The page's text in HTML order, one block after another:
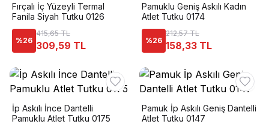
Fırçalı İç Yüzeyli Termal
Fanila Siyah Tutku 0126
%26
415,65 TL
309,59 TL
Pamuklu Geniş Askılı Kadın
Atlet Tutku 0174
%26
212,57 TL
158,33 TL
İp Askılı İnce Dantelli
Pamuklu Atlet Tutku 0175
Pamuk İp Askılı Geniş Dantelli
Atlet Tutku 0147